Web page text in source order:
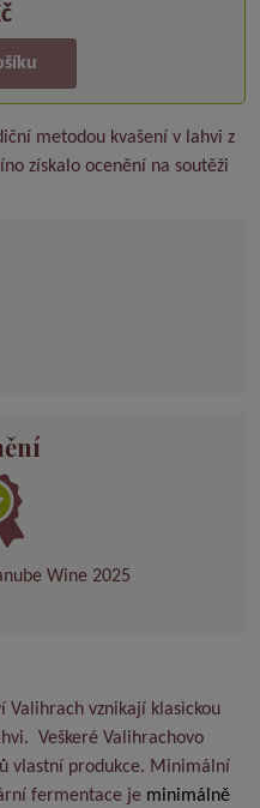
metodou kvašení v lahvi z
získalo ocenění na soutěži
Wine 2025
Valihrach vznikají klasickou
Veškeré Valihrachovo
vlastní produkce. Minimální
fermentace je minimálně